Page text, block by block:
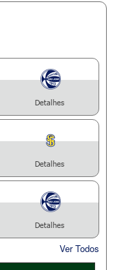
Detalhes
Detalhes
Detalhes
Ver Todos